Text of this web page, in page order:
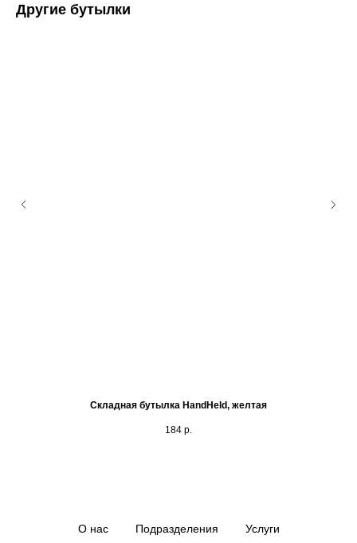
Другие бутылки
Складная бутылка HandHeld, желтая
184 р.
О нас Подразделения Услуги